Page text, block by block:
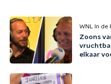
WNL In de
Zoons
elkaar